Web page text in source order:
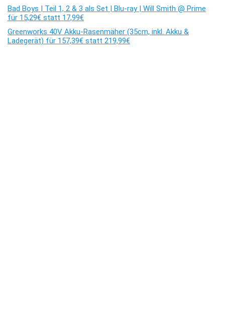
Bad Boys | Teil 1, 2 & 3 als Set | Blu-ray | Will Smith @ Prime
für 15,29€ statt 17,99€
Greenworks 40V Akku-Rasenmäher (35cm, inkl. Akku &
Ladegerät) für 157,39€ statt 219,99€